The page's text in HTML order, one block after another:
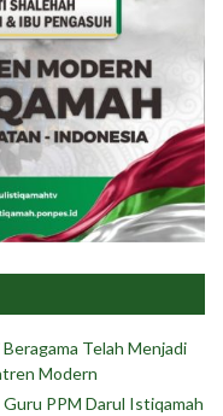
Telah Menjadi
Modern
PPM Darul Istiqamah